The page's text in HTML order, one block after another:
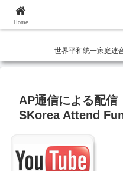
世界平和統一家庭連
AP通信による配
SKorea Attend
Home